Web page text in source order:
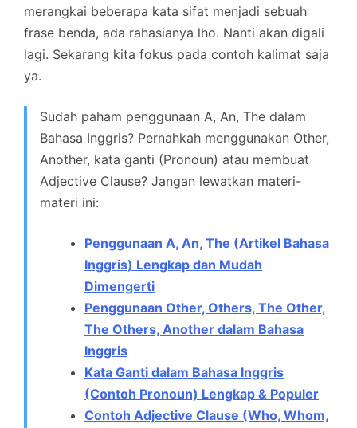
merangkai beberapa kata sifat menjadi sebuah
frase benda, ada rahasianya lho. Nanti akan digali
lagi. Sekarang kita fokus pada contoh kalimat saja
ya.
Sudah paham penggunaan A, An, The dalam
Bahasa Inggris? Pernahkah menggunakan Other,
Another, kata ganti (Pronoun) atau membuat
Adjective Clause? Jangan lewatkan materi-
materi ini:
Penggunaan A, An, The (Artikel Bahasa
Inggris) Lengkap dan Mudah
Dimengerti
Penggunaan Other, Others, The Other,
The Others, Another dalam Bahasa
Inggris
Kata Ganti dalam Bahasa Inggris
(Contoh Pronoun) Lengkap & Populer
Contoh Adjective Clause (Who, Whom,